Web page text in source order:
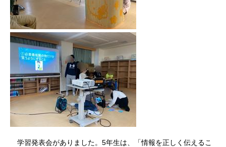
学習発表会がありました。5年生は、「情報を正しく伝えるこ